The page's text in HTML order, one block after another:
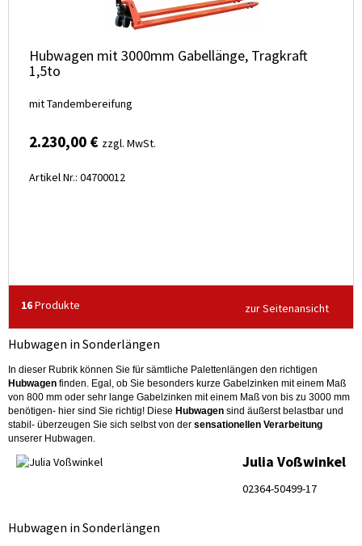
Hubwagen mit 3000mm Gabellänge, Tragkraft
1,5to
mit Tandembereifung
2.230,00 € zzgl. MwSt.
Artikel Nr.: 04700012
16Produkte zur Seitenansicht
Hubwagen in Sonderlängen
In dieser Rubrik können Sie für sämtliche Palettenlängen den richtigen
Hubwagen finden. Egal, ob Sie besonders kurze Gabelzinken mit einem Maß
von 800 mm oder sehr lange Gabelzinken mit einem Maß von bis zu 3000 mm
benötigen- hier sind Sie richtig! Diese Hubwagen sind äußerst belastbar und
stabil- überzeugen Sie sich selbst von der sensationellen Verarbeitung
unserer Hubwagen.
Julia Voßwinkel
02364-50499-17
Hubwagen in Sonderlängen